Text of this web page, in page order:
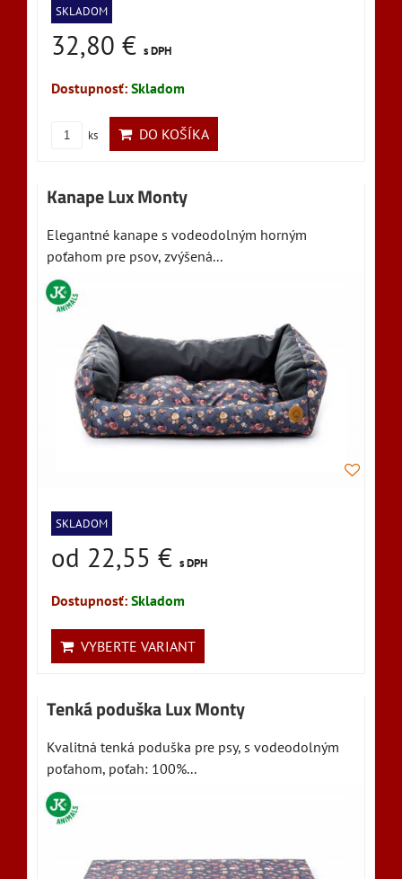
SKLADOM
32,80 € s DPH
Dostupnosť: Skladom
ks DO KOŠÍKA
Kanape Lux Monty
Elegantné kanape s vodeodolným horným
poťahom pre psov, zvýšená...
SKLADOM
od 22,55 € s DPH
Dostupnosť: Skladom
VYBERTE VARIANT
Tenká poduška Lux Monty
Kvalitná tenká poduška pre psy, s vodeodolným
poťahom, poťah: 100%...